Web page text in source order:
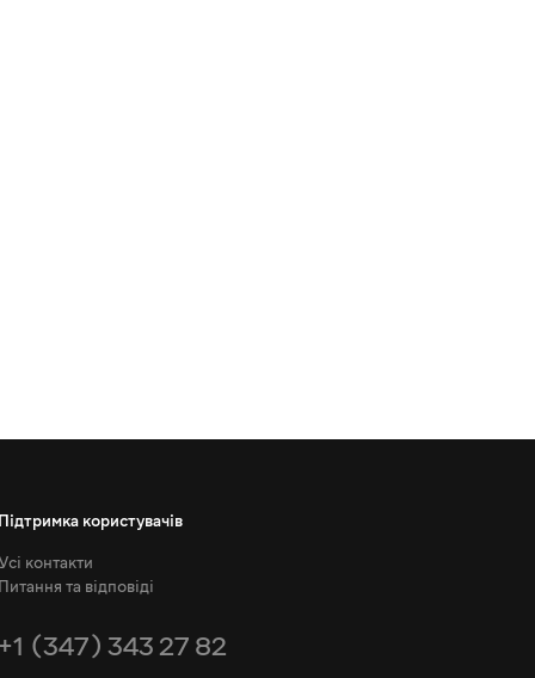
Підтримка користувачів
контакти
Питання та відповіді
+1 (347) 343 27 82